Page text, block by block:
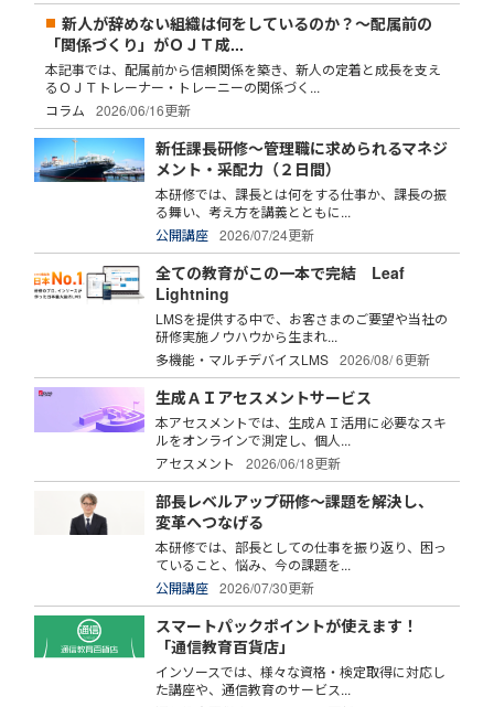
新人が辞めない組織は何をしているのか？～配属前の
「関係づくり」がＯＪＴ成...
本記事では、配属前から信頼関係を築き、新人の定着と成長を支え
るＯＪＴトレーナー・トレーニーの関係づく...
コラム
2026/06/16更新
新任課長研修～管理職に求められるマネジ
メント・采配力（２日間）
本研修では、課長とは何をする仕事か、課長の振
る舞い、考え方を講義とともに...
公開講座
2026/07/24更新
全ての教育がこの一本で完結 Leaf
Lightning
LMSを提供する中で、お客さまのご要望や当社の
研修実施ノウハウから生まれ...
多機能・マルチデバイスLMS
2026/08/ 6更新
生成ＡＩアセスメントサービス
本アセスメントでは、生成ＡＩ活用に必要なスキ
ルをオンラインで測定し、個人...
アセスメント
2026/06/18更新
部長レベルアップ研修～課題を解決し、
変革へつなげる
本研修では、部長としての仕事を振り返り、困っ
ていること、悩み、今の課題を...
公開講座
2026/07/30更新
スマートパックポイントが使えます！
「通信教育百貨店」
インソースでは、様々な資格・検定取得に対応し
た講座や、通信教育のサービス...